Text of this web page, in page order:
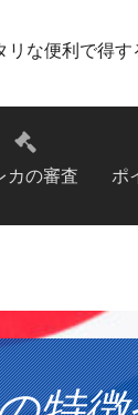
な便利で得す
カの審査 ポ